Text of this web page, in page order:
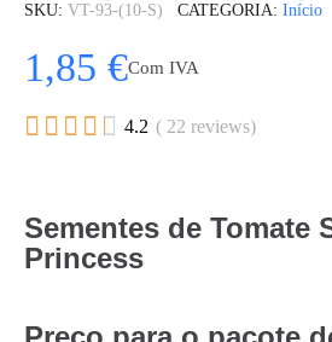
SKU VT-93-(10-S) CATEGORIA Início
1,85 €Com IVA
     4.2 ( 22 reviews)
Sementes de Tomate
Princess